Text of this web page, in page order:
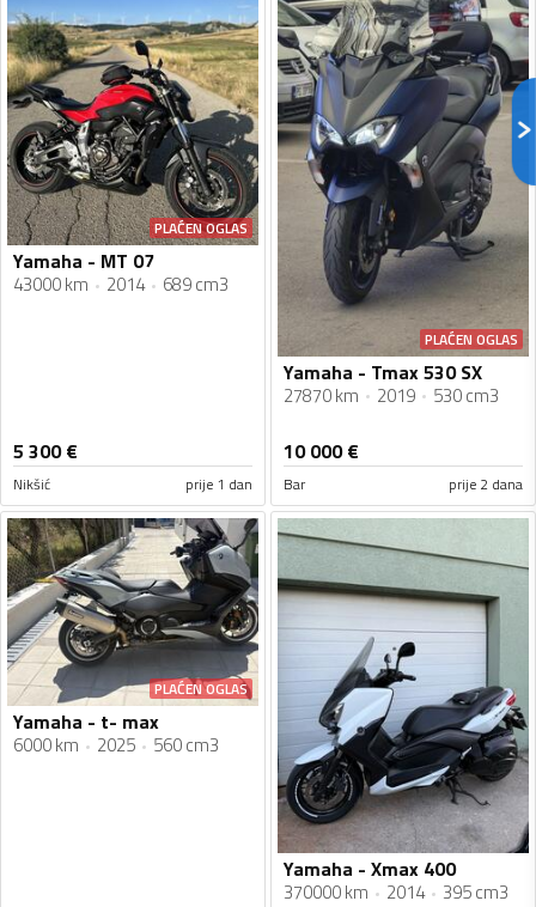
PLAĆEN OGLAS
Yamaha - MT 07
43000 km 2014 689 cm3
5 300€
Nikšić prije 1 dan
PLAĆEN OGLAS
Yamaha - Tmax 530 SX
27870 km 2019 530 cm3
10 000€
Bar prije 2 dana
PLAĆEN OGLAS
Yamaha - t- max
6000 km 2025 560 cm3
Yamaha - Xmax 400
370000 km 2014 395 cm3